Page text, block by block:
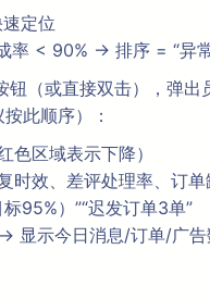
定位
率 < 90% → 排序 = “异
钮（或直接双击），弹出
此顺序）：
色区域表示下降）
时效、差评处理率、订
95%）”“迟发订单3单”
显示今日消息/订单/广